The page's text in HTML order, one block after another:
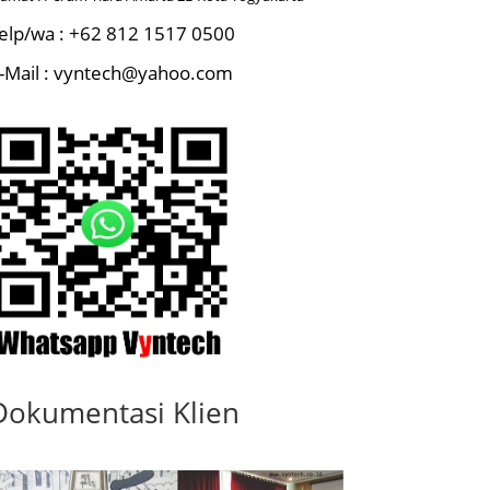
wa : +62 812 1517 0500
Mail : vyntech@yahoo.com
Klien